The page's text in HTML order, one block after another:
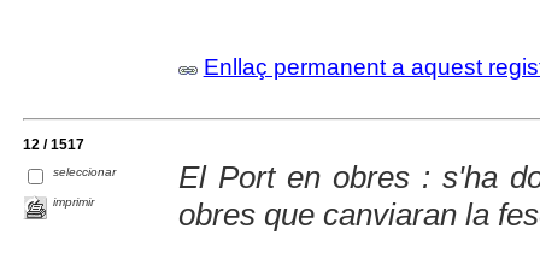
Enllaç permanent a aquest
12 / 1517
seleccionar
imprimir
El Port en obres : s'ha
obres que canviaran la